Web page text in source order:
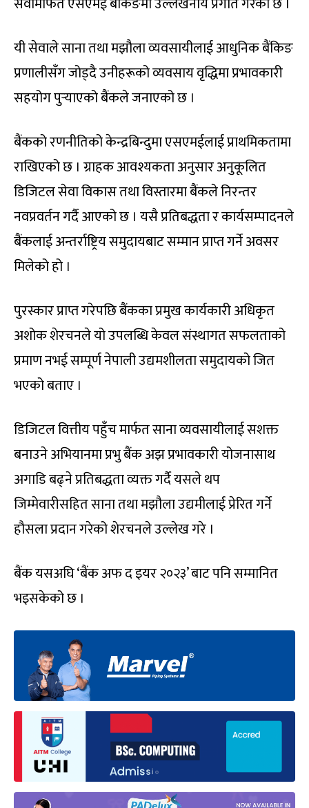
यी सेवाले साना तथा मझौला व्यवसायीलाई आधुनिक बैंकिङ
प्रणालीसँग जोड्दै उनीहरूको व्यवसाय वृद्धिमा प्रभावकारी
सहयोग पुर्‍याएको बैंकले जनाएको छ ।
बैंकको रणनीतिको केन्द्रबिन्दुमा एसएमईलाई प्राथमिकतामा
राखिएको छ । ग्राहक आवश्यकता अनुसार अनुकूलित
डिजिटल सेवा विकास तथा विस्तारमा बैंकले निरन्तर
नवप्रवर्तन गर्दै आएको छ । यसै प्रतिबद्धता र कार्यसम्पादनले
बैंकलाई अन्तर्राष्ट्रिय समुदायबाट सम्मान प्राप्त गर्ने अवसर
मिलेको हो ।
पुरस्कार प्राप्त गरेपछि बैंकका प्रमुख कार्यकारी अधिकृत
अशोक शेरचनले यो उपलब्धि केवल संस्थागत सफलताको
प्रमाण नभई सम्पूर्ण नेपाली उद्यमशीलता समुदायको जित
भएको बताए ।
डिजिटल वित्तीय पहुँच मार्फत साना व्यवसायीलाई सशक्त
बनाउने अभियानमा प्रभु बैंक अझ प्रभावकारी योजनासाथ
अगाडि बढ्ने प्रतिबद्धता व्यक्त गर्दै यसले थप
जिम्मेवारीसहित साना तथा मझौला उद्यमीलाई प्रेरित गर्ने
हौसला प्रदान गरेको शेरचनले उल्लेख गरे ।
बैंक यसअघि ‘बैंक अफ द इयर २०२३’ बाट पनि सम्मानित
भइसकेको छ ।